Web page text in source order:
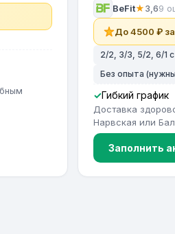
BeFit★3,69
До 4500 ₽
2/2, 3/3, 5/2, 6/1
Без опыта
Гибкий график
Доставка
Нарвская или
Заполнить